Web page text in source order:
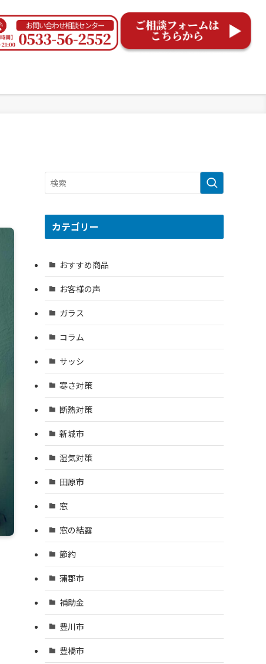
カテゴリー
おすすめ商品
お客様の声
ガラス
コラム
サッシ
寒さ対策
断熱対策
新城市
湿気対策
田原市
窓
窓の結露
節約
蒲郡市
補助金
豊川市
豊橋市